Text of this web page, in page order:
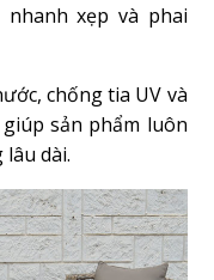
xẹp và phai
chống tia UV và
sản phẩm luôn
dài.